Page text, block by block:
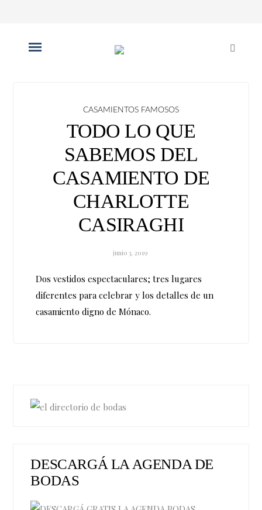
CASAMIENTOS FAMOSOS
TODO LO QUE
SABEMOS DEL
CASAMIENTO DE
CHARLOTTE
CASIRAGHI
junio 3, 2019
Dos vestidos espectaculares; tres lugares
diferentes para celebrar y los detalles de un
casamiento digno de Mónaco.
DESCARGÁ LA AGENDA DE
BODAS